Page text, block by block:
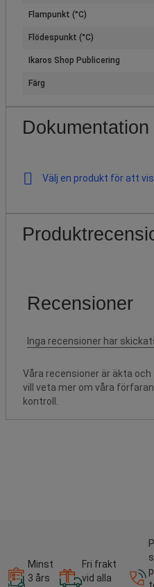
Flampunkt (°C)
Flödespunkt (°C)
Ikaros Shop Publicering
Färg
Dokumentation
Välj en produkt för att
Våra recensioner är äkta och
vill veta mer om våra
kontroll.
Minst
3 års
Fri frakt
vid alla